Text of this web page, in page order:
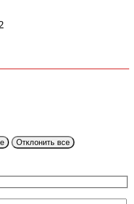
Отклонить все